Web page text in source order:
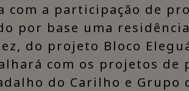
com a participação de
por base uma
do projeto Bloco
com os projetos de
do Carilho e Grupo